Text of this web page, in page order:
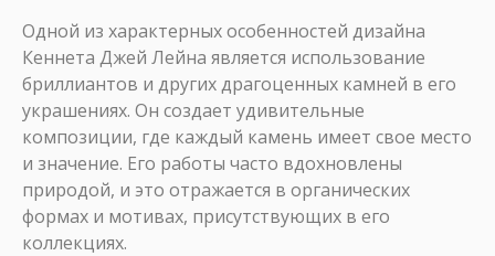
Одной из характерных особенностей дизайна
Кеннета Джей Лейна является использование
бриллиантов и других драгоценных камней в его
украшениях. Он создает удивительные
композиции, где каждый камень имеет свое место
и значение. Его работы часто вдохновлены
природой, и это отражается в органических
формах и мотивах, присутствующих в его
коллекциях.